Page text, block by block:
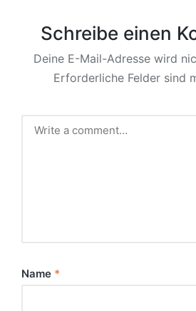
Schreibe einen
Deine E-Mail-Adresse wird
Erforderliche Felder sind
Name *